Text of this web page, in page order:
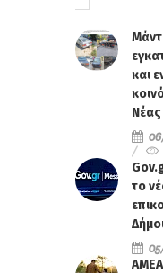
και
το